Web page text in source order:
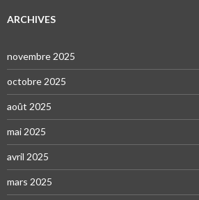
ARCHIVES
novembre 2025
octobre 2025
août 2025
mai 2025
avril 2025
mars 2025